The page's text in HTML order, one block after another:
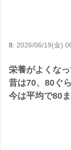
8: 2026/06/19(金)
栄養がよくな
昔は70、80ぐ
今は平均で80